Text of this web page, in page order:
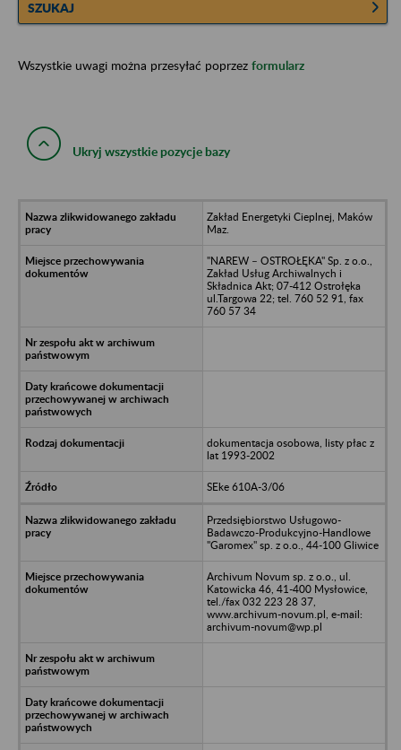
SZUKAJ
Wszystkie uwagi można przesyłać poprzez formularz
Ukryj wszystkie pozycje bazy
Zakład Energetyki Cieplnej, Maków
Maz.
"NAREW – OSTROŁĘKA" Sp. z o.o.,
Zakład Usług Archiwalnych i
Składnica Akt; 07-412 Ostrołęka
ul.Targowa 22; tel. 760 52 91, fax
760 57 34
dokumentacja osobowa, listy płac z
lat 1993-2002
SEke 610A-3/06
Przedsiębiorstwo Usługowo-
Badawczo-Produkcyjno-Handlowe
"Garomex" sp. z o.o., 44-100 Gliwice
Archivum Novum sp. z o.o., ul.
Katowicka 46, 41-400 Mysłowice,
tel./fax 032 223 28 37,
www.archivum-novum.pl, e-mail:
archivum-novum@wp.pl